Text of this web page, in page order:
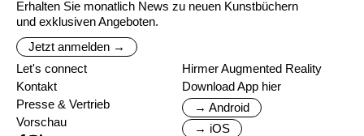
Erhalten Sie monatlich News zu neuen Kunstbüchern
und exklusiven Angeboten.
Jetzt anmelden →
Let's connect
Kontakt
Presse & Vertrieb
Vorschau
Hirmer Augmented Reality
Download App hier
→ Android
→ iOS